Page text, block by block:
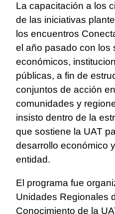
La capacitación a los
de las iniciativas
los encuentros
el año pasado con los
económicos,
públicas, a fin de
conjuntos de acción
comunidades y
insisto dentro de la
que sostiene la UAT
desarrollo económico
entidad.
El programa fue
Unidades Regionales
Conocimiento de la